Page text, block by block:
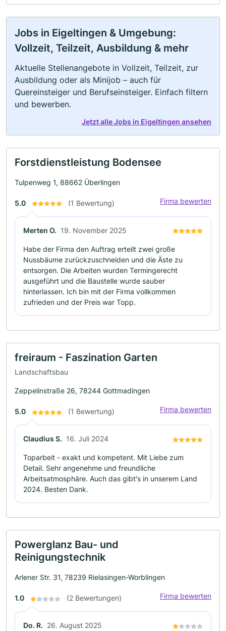
Jobs in Eigeltingen & Umgebung:
Vollzeit, Teilzeit, Ausbildung & mehr
Aktuelle Stellenangebote in Vollzeit, Teilzeit, zur
Ausbildung oder als Minijob – auch für
Quereinsteiger und Berufseinsteiger. Einfach filtern
und bewerben.
Jetzt alle Jobs in Eigeltingen ansehen
Forstdienstleistung Bodensee
Tulpenweg 1, 88662 Überlingen
5.0 (1 Bewertung) Firma bewerten
Merten O. 19. November 2025
Habe der Firma den Auftrag erteilt zwei große
Nussbäume zurückzuschneiden und die Äste zu
entsorgen. Die Arbeiten wurden Termingerecht
ausgeführt und die Baustelle wurde sauber
hinterlassen. Ich bin mit der Firma vollkommen
zufrieden und der Preis war Topp.
freiraum - Faszination Garten
Landschaftsbau
Zeppelinstraße 26, 78244 Gottmadingen
5.0 (1 Bewertung) Firma bewerten
Claudius S. 16. Juli 2024
Toparbeit - exakt und kompetent. Mit Liebe zum
Detail. Sehr angenehme und freundliche
Arbeitsatmosphäre. Auch das gibt's in unserem Land
2024. Besten Dank.
Powerglanz Bau- und
Reinigungstechnik
Arlener Str. 31, 78239 Rielasingen-Worblingen
1.0 (2 Bewertungen) Firma bewerten
Do. R. 26. August 2025